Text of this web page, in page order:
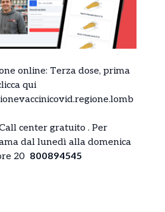
online: Terza dose, prima
qui
center gratuito . Per
dal lunedì alla domenica
20 800894545